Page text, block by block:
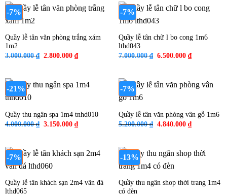
3.750.000 ₫.
-7%
Quầy lễ tân văn phòng trắng xám
1m2
3.000.000₫ Giá
2.800.000 ₫Giá
hiện
2.800.000 ₫.
-7%
Quầy lễ tân chữ l bo cong 1m6
lthd043
7.000.000₫ Giá
6.500.000 ₫Giá
hiện
6.500.000 ₫.
-21%
Quầy thu ngân spa 1m4 tnhd010
4.000.000₫ Giá
3.150.000 ₫Giá
hiện
3.150.000 ₫.
-7%
Quầy lễ tân văn phòng vân gỗ 1m6
5.200.000₫ Giá
4.840.000 ₫Giá
hiện
4.840.000 ₫.
-7%
Quầy lễ tân khách sạn 2m4 vân đá
lthd065
-13%
Quầy thu ngân shop thời trang 1m4
có đèn